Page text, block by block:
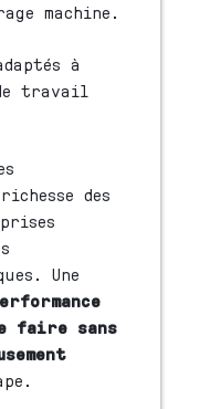
machine.
à
travail
des
Une
faire sans